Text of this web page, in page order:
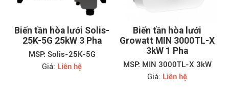
Biến tần hòa lưới Solis-
25K-5G 25kW 3 Pha
MSP: Solis-25K-5G
Giá: Liên hệ
Biến tần hòa lưới
Growatt MIN 3000TL-X
3kW 1 Pha
MSP: MIN 3000TL-X 3kW
Giá: Liên hệ